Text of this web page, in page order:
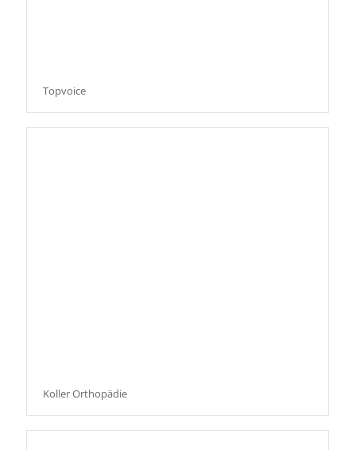
Topvoice
Koller Orthopädie